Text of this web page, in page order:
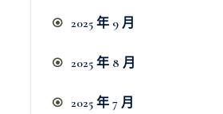
2025 年 9 月
2025 年 8 月
2025 年 7 月